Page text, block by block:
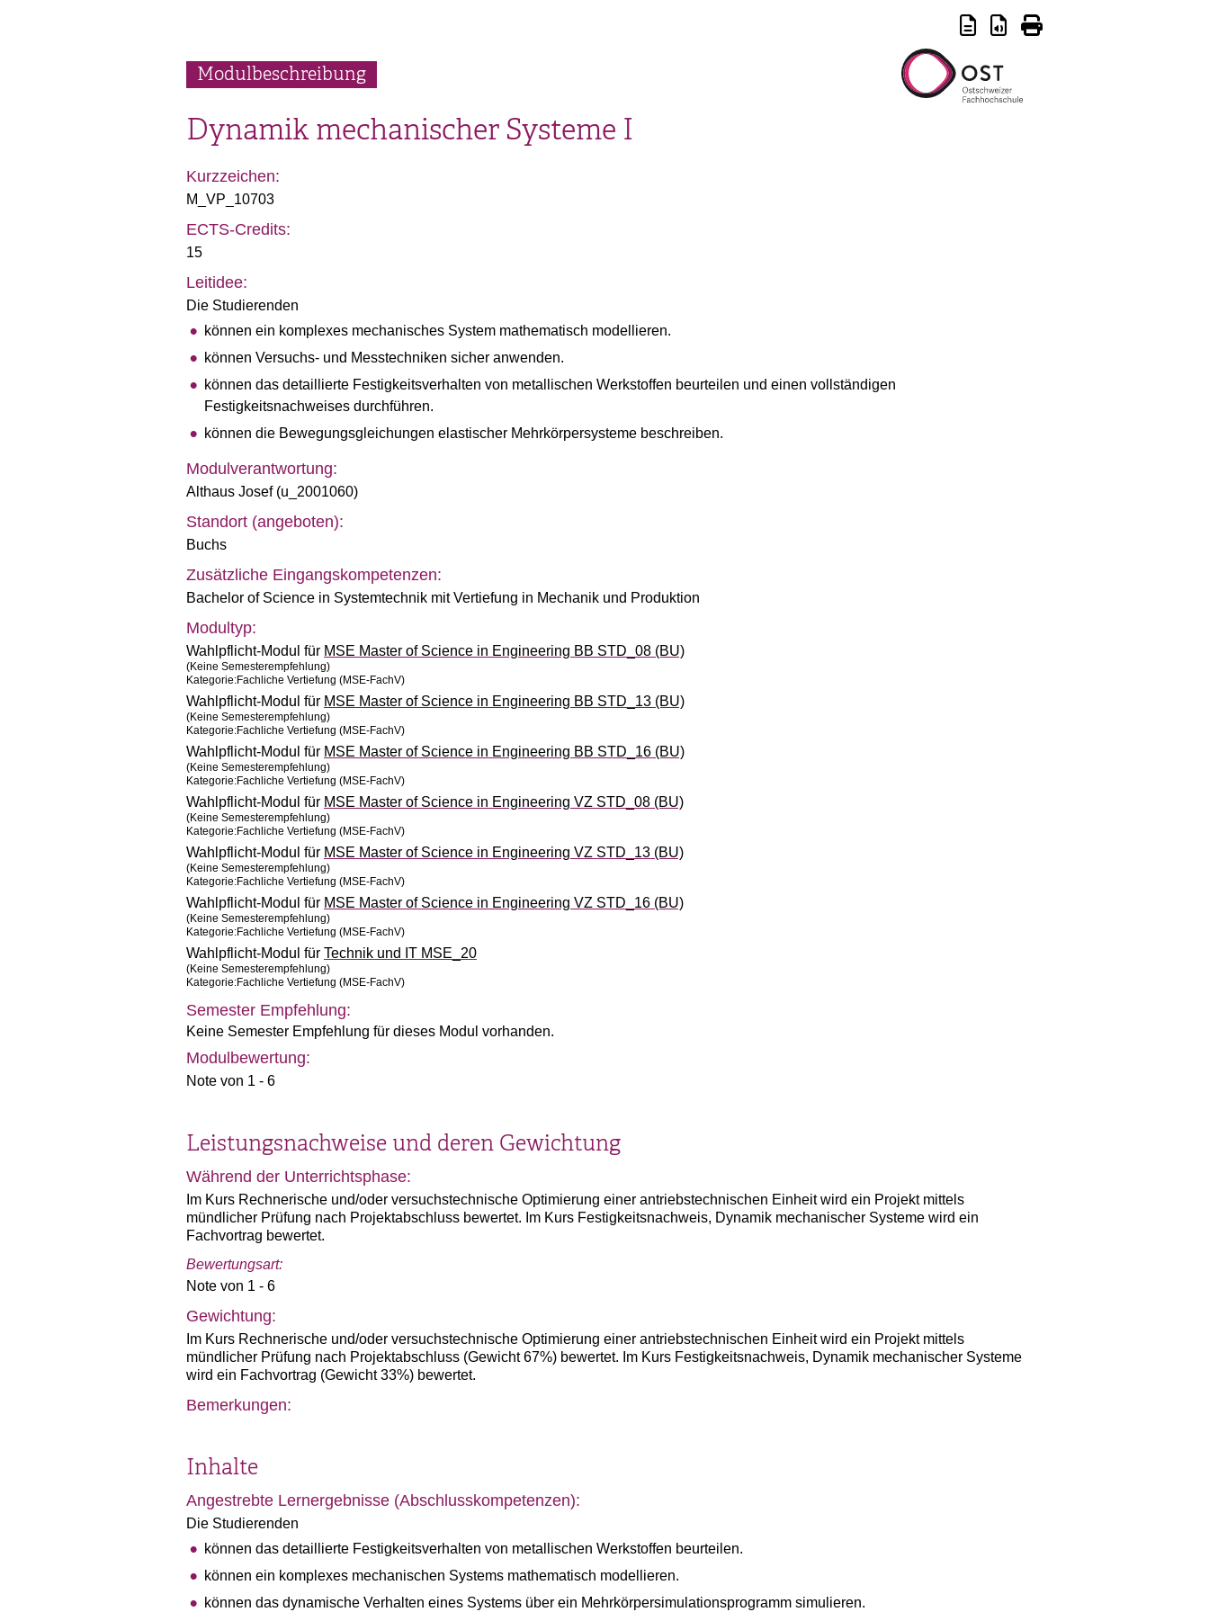
Modulbeschreibung
Dynamik mechanischer Systeme I
Kurzzeichen:
M_VP_10703
ECTS-Credits:
15
Leitidee:
Die Studierenden
können ein komplexes mechanisches System mathematisch modellieren.
können Versuchs- und Messtechniken sicher anwenden.
können das detaillierte Festigkeitsverhalten von metallischen Werkstoffen beurteilen und einen vollständigen
Festigkeitsnachweises durchführen.
können die Bewegungsgleichungen elastischer Mehrkörpersysteme beschreiben.
Modulverantwortung:
Althaus Josef (u_2001060)
Standort (angeboten):
Buchs
Zusätzliche Eingangskompetenzen:
Bachelor of Science in Systemtechnik mit Vertiefung in Mechanik und Produktion
Modultyp:
Wahlpflicht-Modul für MSE Master of Science in Engineering BB STD_08 (BU)
(Keine Semesterempfehlung)
Kategorie:Fachliche Vertiefung (MSE-FachV)
Wahlpflicht-Modul für MSE Master of Science in Engineering BB STD_13 (BU)
(Keine Semesterempfehlung)
Kategorie:Fachliche Vertiefung (MSE-FachV)
Wahlpflicht-Modul für MSE Master of Science in Engineering BB STD_16 (BU)
(Keine Semesterempfehlung)
Kategorie:Fachliche Vertiefung (MSE-FachV)
Wahlpflicht-Modul für MSE Master of Science in Engineering VZ STD_08 (BU)
(Keine Semesterempfehlung)
Kategorie:Fachliche Vertiefung (MSE-FachV)
Wahlpflicht-Modul für MSE Master of Science in Engineering VZ STD_13 (BU)
(Keine Semesterempfehlung)
Kategorie:Fachliche Vertiefung (MSE-FachV)
Wahlpflicht-Modul für MSE Master of Science in Engineering VZ STD_16 (BU)
(Keine Semesterempfehlung)
Kategorie:Fachliche Vertiefung (MSE-FachV)
Wahlpflicht-Modul für Technik und IT MSE_20
(Keine Semesterempfehlung)
Kategorie:Fachliche Vertiefung (MSE-FachV)
Semester Empfehlung:
Keine Semester Empfehlung für dieses Modul vorhanden.
Modulbewertung:
Note von 1 - 6
Leistungsnachweise und deren Gewichtung
Während der Unterrichtsphase:
Im Kurs Rechnerische und/oder versuchstechnische Optimierung einer antriebstechnischen Einheit wird ein Projekt mittels
mündlicher Prüfung nach Projektabschluss bewertet. Im Kurs Festigkeitsnachweis, Dynamik mechanischer Systeme wird ein
Fachvortrag bewertet.
Bewertungsart:
Note von 1 - 6
Gewichtung:
Im Kurs Rechnerische und/oder versuchstechnische Optimierung einer antriebstechnischen Einheit wird ein Projekt mittels
mündlicher Prüfung nach Projektabschluss (Gewicht 67%) bewertet. Im Kurs Festigkeitsnachweis, Dynamik mechanischer Systeme
wird ein Fachvortrag (Gewicht 33%) bewertet.
Bemerkungen:
Inhalte
Angestrebte Lernergebnisse (Abschlusskompetenzen):
Die Studierenden
können das detaillierte Festigkeitsverhalten von metallischen Werkstoffen beurteilen.
können ein komplexes mechanischen Systems mathematisch modellieren.
können das dynamische Verhalten eines Systems über ein Mehrkörpersimulationsprogramm simulieren.